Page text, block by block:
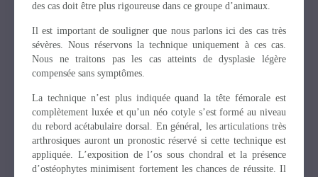
des cas doit être plus rigoureuse dans ce groupe d’animaux.
Il est important de souligner que nous parlons ici des cas très
sévères. Nous réservons la technique uniquement à ces cas.
Nous ne traitons pas les cas atteints de dysplasie légère
compensée sans symptômes.
La technique n’est plus indiquée quand la tête fémorale est
complètement luxée et qu’un néo cotyle s’est formé au niveau
du rebord acétabulaire dorsal. En général, les articulations très
arthrosiques auront un pronostic réservé si cette technique est
appliquée. L’exposition de l’os sous chondral et la présence
d’ostéophytes minimisent fortement les chances de réussite. Il